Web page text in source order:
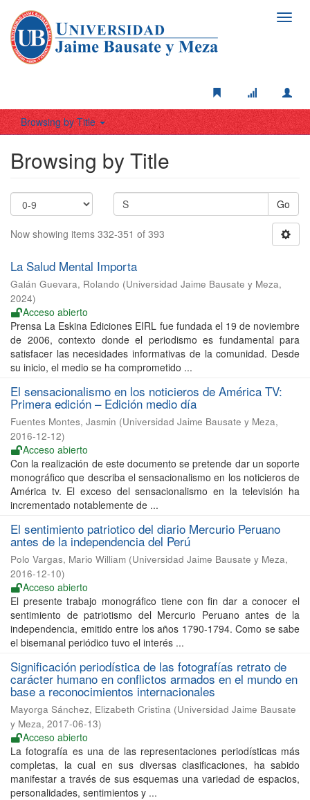
Browsing by Title
Browsing by Title
Go
Now showing items 332-351 of 393
La Salud Mental Importa
Galán Guevara, Rolando (Universidad Jaime Bausate y Meza,
2024)
Acceso abierto
Prensa La Eskina Ediciones EIRL fue fundada el 19 de noviembre
de 2006, contexto donde el periodismo es fundamental para
satisfacer las necesidades informativas de la comunidad. Desde
su inicio, el medio se ha comprometido ...
El sensacionalismo en los noticieros de América TV:
Primera edición – Edición medio día
Fuentes Montes, Jasmin (Universidad Jaime Bausate y Meza,
2016-12-12)
Acceso abierto
Con la realización de este documento se pretende dar un soporte
monográfico que describa el sensacionalismo en los noticieros de
América tv. El exceso del sensacionalismo en la televisión ha
incrementado notablemente de ...
El sentimiento patriotico del diario Mercurio Peruano
antes de la independencia del Perú
Polo Vargas, Mario William (Universidad Jaime Bausate y Meza,
2016-12-10)
Acceso abierto
El presente trabajo monográfico tiene con fin dar a conocer el
sentimiento de patriotismo del Mercurio Peruano antes de la
independencia, emitido entre los años 1790-1794. Como se sabe
el bisemanal periódico tuvo el interés ...
Significación periodística de las fotografías retrato de
carácter humano en conflictos armados en el mundo en
base a reconocimientos internacionales
Mayorga Sánchez, Elizabeth Cristina (Universidad Jaime Bausate
y Meza, 2017-06-13)
Acceso abierto
La fotografía es una de las representaciones periodísticas más
completas, la cual en sus diversas clasificaciones, ha sabido
manifestar a través de sus esquemas una variedad de espacios,
personalidades, sentimientos y ...